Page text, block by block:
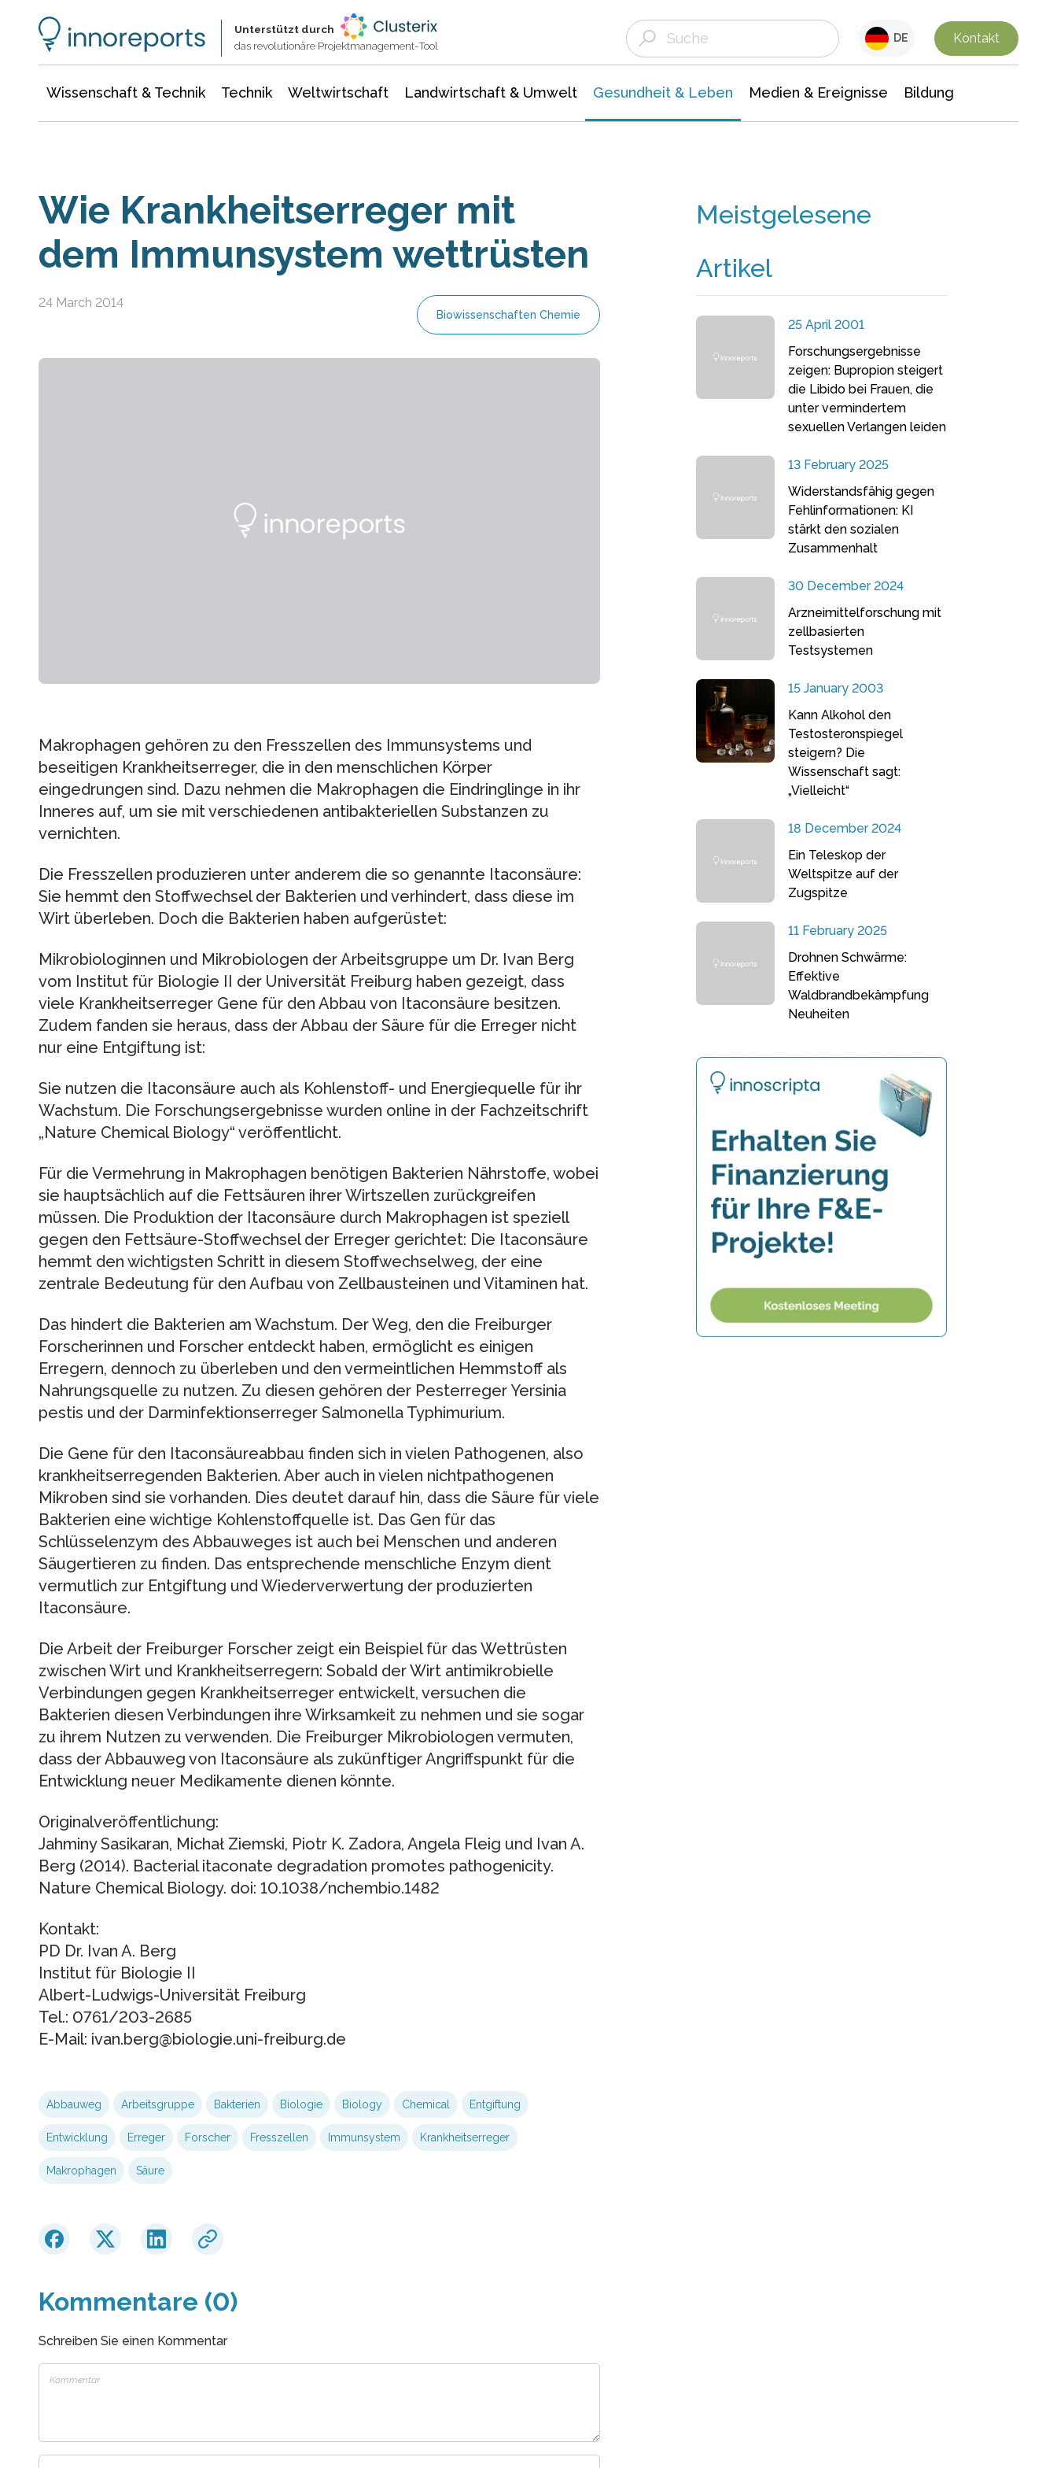
Unterstützt durch
das revolutionäre Projektmanagement-Tool
DE Kontakt
Wissenschaft & Technik Technik Weltwirtschaft Landwirtschaft & Umwelt Gesundheit & Leben Medien & Ereignisse Bildung
Wie Krankheitserreger mit
dem Immunsystem wettrüsten
24 March 2014
Biowissenschaften Chemie
Makrophagen gehören zu den Fresszellen des Immunsystems und
beseitigen Krankheitserreger, die in den menschlichen Körper
eingedrungen sind. Dazu nehmen die Makrophagen die Eindringlinge in ihr
Inneres auf, um sie mit verschiedenen antibakteriellen Substanzen zu
vernichten.
Die Fresszellen produzieren unter anderem die so genannte Itaconsäure:
Sie hemmt den Stoffwechsel der Bakterien und verhindert, dass diese im
Wirt überleben. Doch die Bakterien haben aufgerüstet:
Mikrobiologinnen und Mikrobiologen der Arbeitsgruppe um Dr. Ivan Berg
vom Institut für Biologie II der Universität Freiburg haben gezeigt, dass
viele Krankheitserreger Gene für den Abbau von Itaconsäure besitzen.
Zudem fanden sie heraus, dass der Abbau der Säure für die Erreger nicht
nur eine Entgiftung ist:
Sie nutzen die Itaconsäure auch als Kohlenstoff- und Energiequelle für ihr
Wachstum. Die Forschungsergebnisse wurden online in der Fachzeitschrift
„Nature Chemical Biology“ veröffentlicht.
Für die Vermehrung in Makrophagen benötigen Bakterien Nährstoffe, wobei
sie hauptsächlich auf die Fettsäuren ihrer Wirtszellen zurückgreifen
müssen. Die Produktion der Itaconsäure durch Makrophagen ist speziell
gegen den Fettsäure-Stoffwechsel der Erreger gerichtet: Die Itaconsäure
hemmt den wichtigsten Schritt in diesem Stoffwechselweg, der eine
zentrale Bedeutung für den Aufbau von Zellbausteinen und Vitaminen hat.
Das hindert die Bakterien am Wachstum. Der Weg, den die Freiburger
Forscherinnen und Forscher entdeckt haben, ermöglicht es einigen
Erregern, dennoch zu überleben und den vermeintlichen Hemmstoff als
Nahrungsquelle zu nutzen. Zu diesen gehören der Pesterreger Yersinia
pestis und der Darminfektionserreger Salmonella Typhimurium.
Die Gene für den Itaconsäureabbau finden sich in vielen Pathogenen, also
krankheitserregenden Bakterien. Aber auch in vielen nichtpathogenen
Mikroben sind sie vorhanden. Dies deutet darauf hin, dass die Säure für viele
Bakterien eine wichtige Kohlenstoffquelle ist. Das Gen für das
Schlüsselenzym des Abbauweges ist auch bei Menschen und anderen
Säugertieren zu finden. Das entsprechende menschliche Enzym dient
vermutlich zur Entgiftung und Wiederverwertung der produzierten
Itaconsäure.
Die Arbeit der Freiburger Forscher zeigt ein Beispiel für das Wettrüsten
zwischen Wirt und Krankheitserregern: Sobald der Wirt antimikrobielle
Verbindungen gegen Krankheitserreger entwickelt, versuchen die
Bakterien diesen Verbindungen ihre Wirksamkeit zu nehmen und sie sogar
zu ihrem Nutzen zu verwenden. Die Freiburger Mikrobiologen vermuten,
dass der Abbauweg von Itaconsäure als zukünftiger Angriffspunkt für die
Entwicklung neuer Medikamente dienen könnte.
Originalveröffentlichung:
Jahminy Sasikaran, Michał Ziemski, Piotr K. Zadora, Angela Fleig und Ivan A.
Berg (2014). Bacterial itaconate degradation promotes pathogenicity.
Nature Chemical Biology. doi: 10.1038/nchembio.1482
Kontakt:
PD Dr. Ivan A. Berg
Institut für Biologie II
Albert-Ludwigs-Universität Freiburg
Tel.: 0761/203-2685
E-Mail: ivan.berg@biologie.uni-freiburg.de
Abbauweg Arbeitsgruppe Bakterien Biologie Biology Chemical Entgiftung
Entwicklung Erreger Forscher Fresszellen Immunsystem Krankheitserreger
Makrophagen Säure
Kommentare (0)
Schreiben Sie einen Kommentar
Meistgelesene
Artikel
25 April 2001
Forschungsergebnisse
zeigen: Bupropion steigert
die Libido bei Frauen, die
unter vermindertem
sexuellen Verlangen leiden
13 February 2025
Widerstandsfähig gegen
Fehlinformationen: KI
stärkt den sozialen
Zusammenhalt
30 December 2024
Arzneimittelforschung mit
zellbasierten
Testsystemen
15 January 2003
Kann Alkohol den
Testosteronspiegel
steigern? Die
Wissenschaft sagt:
„Vielleicht“
18 December 2024
Ein Teleskop der
Weltspitze auf der
Zugspitze
11 February 2025
Drohnen Schwärme:
Effektive
Waldbrandbekämpfung
Neuheiten